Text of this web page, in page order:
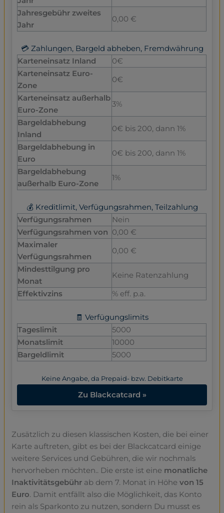
Jahresgebühr zweites
Jahr
0,00 €
💳 Zahlungen, Bargeld abheben, Fremdwährung
Karteneinsatz Inland
0€
Karteneinsatz Euro-
Zone
0€
Karteneinsatz außerhalb
Euro-Zone
3%
Bargeldabhebung
Inland
0€ bis 200, dann 1%
Bargeldabhebung in
Euro
0€ bis 200, dann 1%
Bargeldabhebung
außerhalb Euro-Zone
1%
💰 Kreditlimit, Verfügungsrahmen, Teilzahlung
Verfügungsrahmen
Nein
Verfügungsrahmen von 0,00 €
Maximaler
Verfügungsrahmen
0,00 €
Mindesttilgung pro
Monat
Keine Ratenzahlung
Effektivzins % eff. p.a.
🧾 Verfügungslimits
Tageslimit
5000
Monatslimit
10000
Bargeldlimit
5000
Keine Angabe, da Prepaid- bzw. Debitkarte
Zu Blackcatcard »
Zusätzlich zu diesen klassischen Kosten, die bei einer
Karte auftreten, gibt es bei der Blackcatcard einige
weitere Services und Gebühren, die wir nochmals
hervorheben möchten.. Die erste ist eine monatliche
Inaktivitätsgebühr ab dem 7. Monat in Höhevon 15
Euro. Damit entfällt also die Möglichkeit, das Konto
rein als Sparkonto zu nutzen, sondern Du musst es